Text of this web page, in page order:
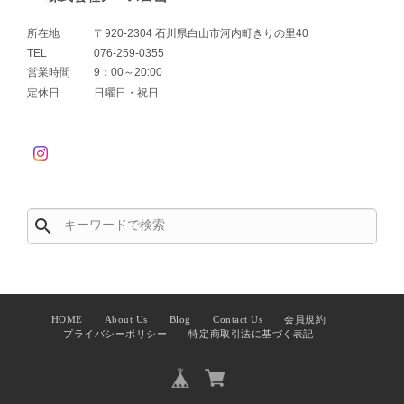
所在地
〒920-2304 石川県白山市河内町きりの里40
TEL
076-259-0355
営業時間
9：00～20:00
定休日
日曜日・祝日
search
HOME About Us Blog Contact Us
会員規約
プライバシーポリシー
特定商取引法に基づく表記